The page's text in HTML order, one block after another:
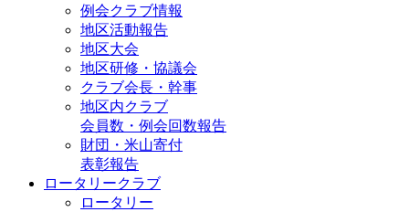
例会クラブ情報
地区活動報告
地区大会
地区研修・協議会
クラブ会長・幹事
地区内クラブ
会員数・例会回数報告
財団・米山寄付
表彰報告
ロータリークラブ
ロータリー